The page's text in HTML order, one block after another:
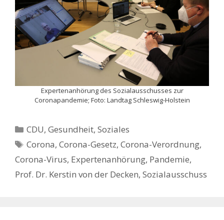
Expertenanhörung des Sozialausschusses zur
Coronapandemie; Foto: Landtag Schleswig-Holstein
Kategorien
CDU,Gesundheit,Soziales
Schlagwörter
Corona,Corona-Gesetz,Corona-Verordnung,
Corona-Virus, Expertenanhörung, Pandemie,
Prof. Dr. Kerstin von der Decken, Sozialausschuss